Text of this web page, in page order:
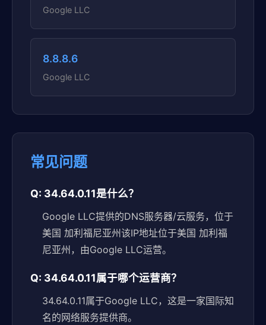
Google LLC
8.8.8.6
Google LLC
常见问题
Q: 34.64.0.11是什么？
Google LLC提供的DNS服务器/云服务，位于
美国 加利福尼亚州该IP地址位于美国 加利福
尼亚州，由Google LLC运营。
Q: 34.64.0.11属于哪个运营商？
34.64.0.11属于Google LLC，这是一家国际知
名的网络服务提供商。